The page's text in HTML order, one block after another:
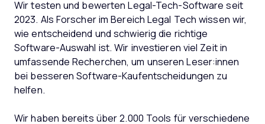
Wir testen und bewerten Legal-Tech-Software seit
2023. Als Forscher im Bereich Legal Tech wissen wir,
wie entscheidend und schwierig die richtige
Software-Auswahl ist. Wir investieren viel Zeit in
umfassende Recherchen, um unseren Leser:innen
bei besseren Software-Kaufentscheidungen zu
helfen.
Wir haben bereits über 2.000 Tools für verschiedene